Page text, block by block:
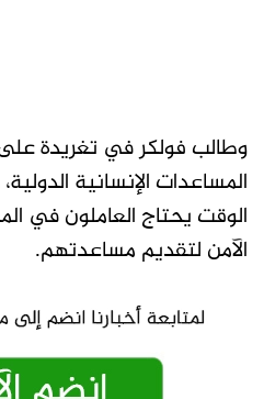
وطالب فولكر في تغريدة
المساعدات الإنسانية
الوقت يحتاج العاملون في
الآمن لتقديم مساعدتهم.